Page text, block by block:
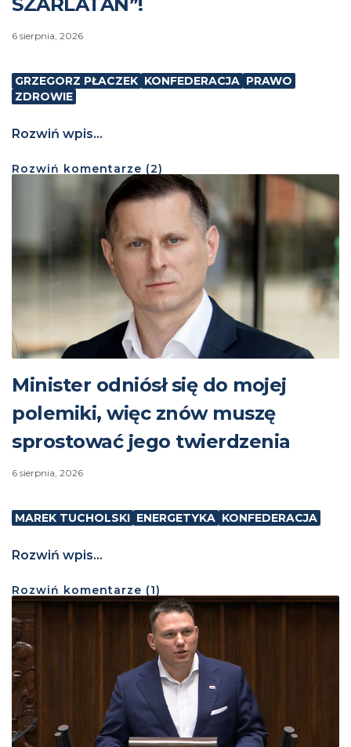
6 sierpnia, 2026
GRZEGORZ PŁACZEK KONFEDERACJA PRAWO
ZDROWIE
Rozwiń wpis...
Rozwiń komentarze (2)
Minister odniósł się do mojej
polemiki, więc znów muszę
sprostować jego twierdzenia
6 sierpnia, 2026
MAREK TUCHOLSKI ENERGETYKA KONFEDERACJA
Rozwiń wpis...
Rozwiń komentarze (1)